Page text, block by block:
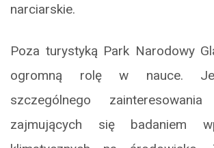
narciarskie.
Poza turystyką Park Narodowy
ogromną rolę w nauce.
szczególnego zainteresowania
zajmujących się badaniem